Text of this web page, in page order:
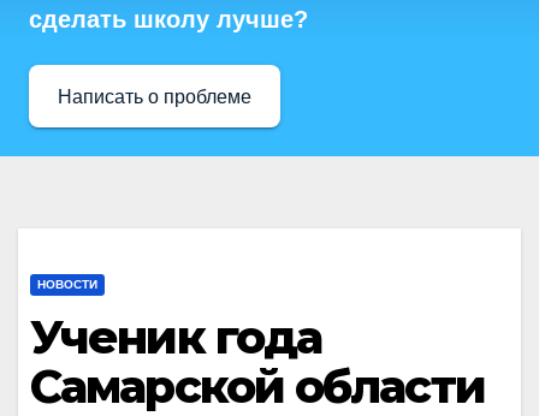
сделать школу лучше?
Написать о проблеме
НОВОСТИ
Ученик года
Самарской области